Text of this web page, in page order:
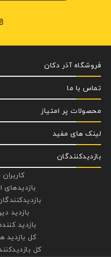
فروشگاه آذر دکان
تماس با ما
محصولات پر امتیاز
لینک های مفید
بازدیدکنندگان
بازدیدهای
بازدید
بازدید
کل بازدید
کل